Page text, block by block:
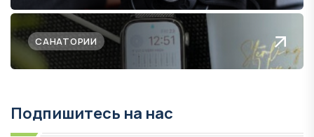
САНАТОРИИ
Подпишитесь на нас